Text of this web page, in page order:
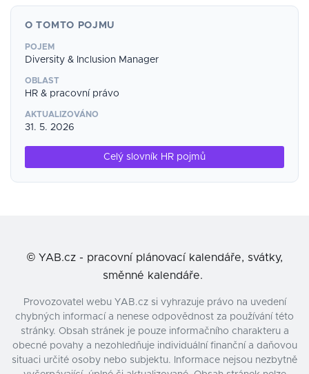
O TOMTO POJMU
POJEM
Diversity & Inclusion Manager
OBLAST
HR & pracovní právo
AKTUALIZOVÁNO
31. 5. 2026
Celý slovník HR pojmů
© YAB.cz - pracovní plánovací kalendáře, svátky,
směnné kalendáře.
Provozovatel webu YAB.cz si vyhrazuje právo na uvedení
chybných informací a nenese odpovědnost za používání této
stránky. Obsah stránek je pouze informačního charakteru a
obecné povahy a nezohledňuje individuální finanční a daňovou
situaci určité osoby nebo subjektu. Informace nejsou nezbytně